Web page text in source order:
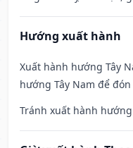
Hướng xuất hành
Xuất hành hướng Tây
hướng Tây Nam để đón
Tránh xuất hành